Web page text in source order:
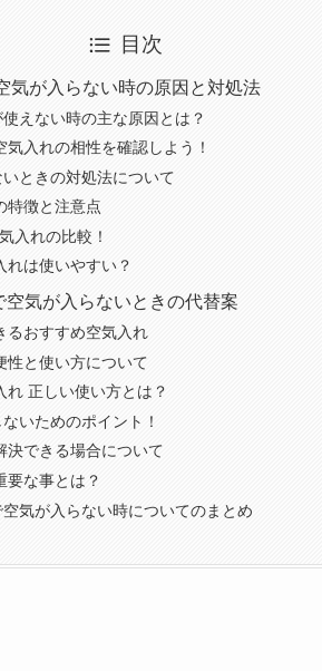
目次
気が入らない時の原因と対処法
えない時の主な原因とは？
入れの相性を確認しよう！
ときの対処法について
特徴と注意点
入れの比較！
れは使いやすい？
気が入らないときの代替案
るおすすめ空気入れ
性と使い方について
れ 正しい使い方とは？
いためのポイント！
決できる場合について
要な事とは？
気が入らない時についてのまとめ